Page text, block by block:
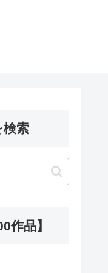
検索
作品】